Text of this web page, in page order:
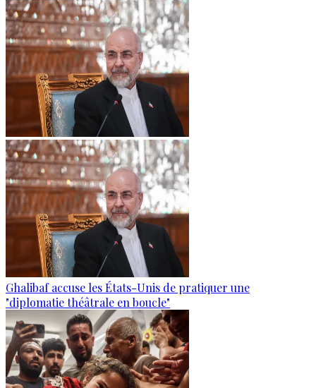
Ghalibaf accuse les États-Unis de pratiquer une
"diplomatie théâtrale en boucle"